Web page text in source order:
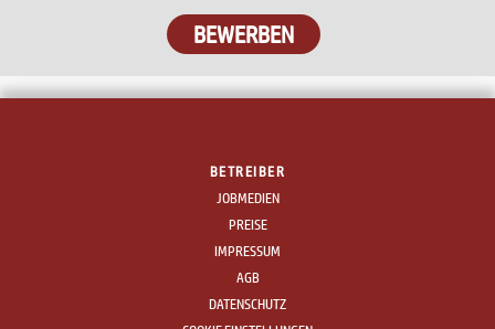
BEWERBEN
BETREIBER
JOBMEDIEN
PREISE
IMPRESSUM
AGB
DATENSCHUTZ